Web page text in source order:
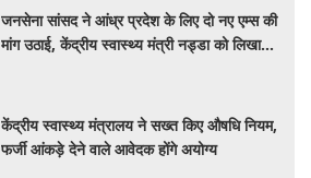
जनसेना सांसद ने आंध्र प्रदेश के लिए दो नए एम्स की
मांग उठाई, केंद्रीय स्वास्थ्य मंत्री नड्डा को लिखा
केंद्रीय स्वास्थ्य मंत्रालय ने सख्त किए औषधि नियम,
फर्जी आंकड़े देने वाले आवेदक होंगे अयोग्य